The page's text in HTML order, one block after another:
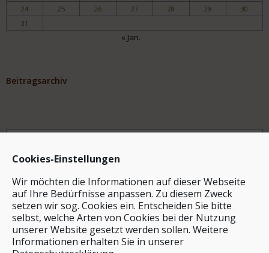
Cookies-Einstellungen
Wir möchten die Informationen auf dieser Webseite
auf Ihre Bedürfnisse anpassen. Zu diesem Zweck
setzen wir sog. Cookies ein. Entscheiden Sie bitte
selbst, welche Arten von Cookies bei der Nutzung
unserer Website gesetzt werden sollen. Weitere
Informationen erhalten Sie in unserer
24
25 26 27 28 29
30
31
« Jan.
Beitragsarchiv
Archiv
Stichwortsuche